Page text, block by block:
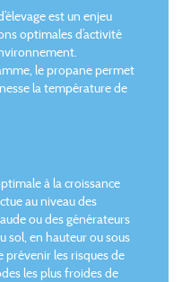
est un enjeu
optimales d’activité
le propane permet
la température de
à la croissance
au niveau des
ou des générateurs
sol, en hauteur ou sous
les risques de
les plus froides de